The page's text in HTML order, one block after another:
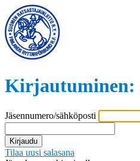
Kirjautuminen:
Jäsennumero/sähköposti
Kirjaudu
Tilaa uusi salasana